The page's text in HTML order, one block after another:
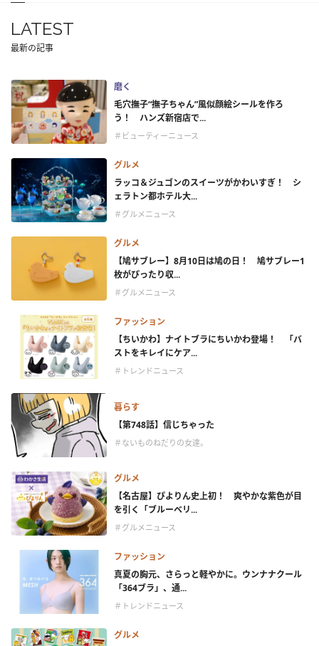
LATEST
最新の記事
磨く
毛穴撫子“撫子ちゃん”風似顔絵シールを作ろ
う！ ハンズ新宿店で...
＃ビューティーニュース
グルメ
ラッコ＆ジュゴンのスイーツがかわいすぎ！ シ
ェラトン都ホテル大...
＃グルメニュース
グルメ
【鳩サブレー】8月10日は鳩の日！ 鳩サブレー1
枚がぴったり収...
＃グルメニュース
ファッション
【ちいかわ】ナイトブラにちいかわ登場！ 「バ
ストをキレイにケア...
＃トレンドニュース
暮らす
【第748話】信じちゃった
＃ないものねだりの女達。
グルメ
【名古屋】ぴよりん史上初！ 爽やかな紫色が目
を引く「ブルーベリ...
＃グルメニュース
ファッション
真夏の胸元、さらっと軽やかに。ウンナナクール
「364ブラ」、通...
＃トレンドニュース
グルメ